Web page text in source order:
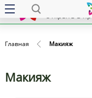
x
Открыть в
Главная Макияж
Макияж